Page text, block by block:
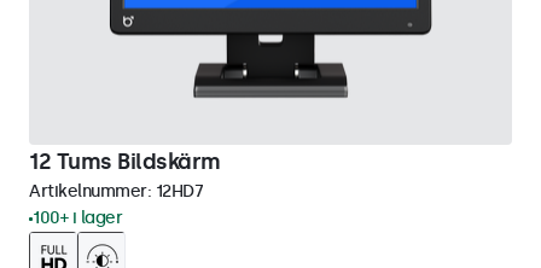
12 Tums Bildskärm
Artikelnummer: 12HD7
100+ i lager